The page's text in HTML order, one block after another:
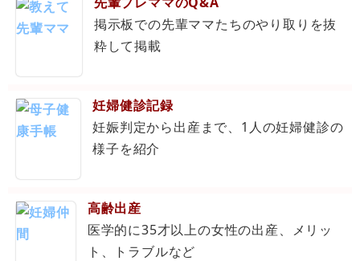
掲示板での先輩ママたちのやり取りを抜
粋して掲載
妊婦健診記録
妊娠判定から出産まで、1人の妊婦健診の
様子を紹介
高齢出産
医学的に35才以上の女性の出産、メリッ
ト、トラブルなど